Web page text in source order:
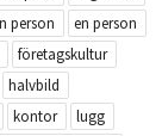
person
en person
företagskultur
halvbild
kontor
lugg